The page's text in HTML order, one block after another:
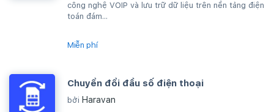
công nghệ VOIP và lưu trữ dữ liệu trên nền tảng điện
toán đám...
Miễn phí
Chuyển đổi đầu số điện thoại
bởi Haravan